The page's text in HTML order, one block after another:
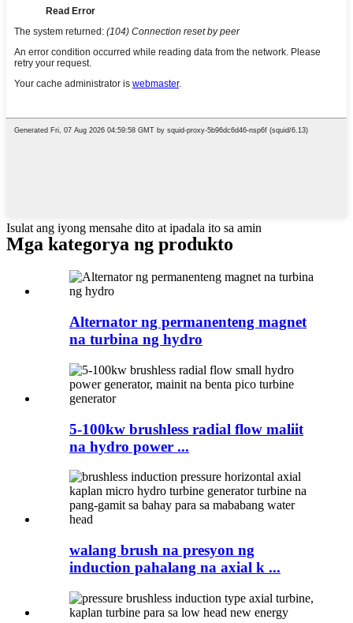
Isulat ang iyong mensahe dito at ipadala ito sa amin
Mga kategorya ng produkto
Alternator ng permanenteng magnet
na turbina ng hydro
5-100kw brushless radial flow maliit
na hydro power ...
walang brush na presyon ng
induction pahalang na axial k ...